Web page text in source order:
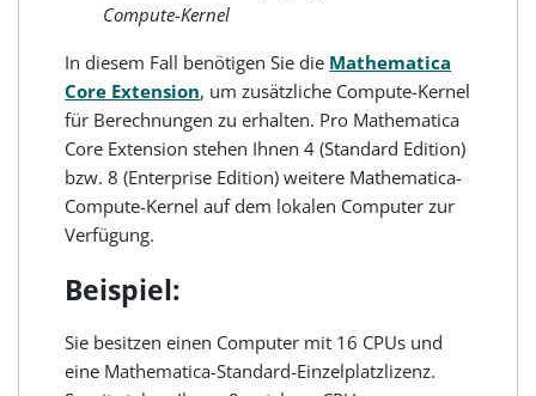
Compute-Kernel
In diesem Fall benötigen Sie die Mathematica
Core Extension, um zusätzliche Compute-Kernel
für Berechnungen zu erhalten. Pro Mathematica
Core Extension stehen Ihnen 4 (Standard Edition)
bzw. 8 (Enterprise Edition) weitere Mathematica-
Compute-Kernel auf dem lokalen Computer zur
Verfügung.
Beispiel:
Sie besitzen einen Computer mit 16 CPUs und
eine Mathematica-Standard-Einzelplatzlizenz.